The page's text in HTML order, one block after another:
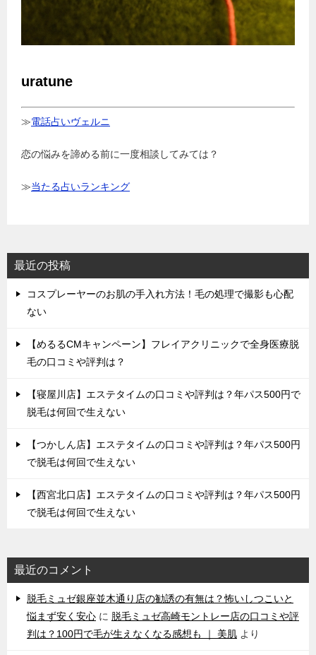
uratune
≫電話占いヴェルニ
恋の悩みを諦める前に一度相談してみては？
≫当たる占いランキング
最近の投稿
コスプレーヤーのお肌の手入れ方法！毛の処理で撮影も心配
ない
【めるるCMキャンペーン】フレイアクリニックで全身医療脱
毛の口コミや評判は？
【寝屋川店】エステタイムの口コミや評判は？年パス500円で
脱毛は何回で生えない
【つかしん店】エステタイムの口コミや評判は？年パス500円
で脱毛は何回で生えない
【西宮北口店】エステタイムの口コミや評判は？年パス500円
で脱毛は何回で生えない
最近のコメント
脱毛ミュゼ銀座並木通り店の勧誘の有無は？怖いしつこいと
悩まず安く安心 に 脱毛ミュゼ高崎モントレー店の口コミや評
判は？100円で毛が生えなくなる感想も ｜ 美肌 より